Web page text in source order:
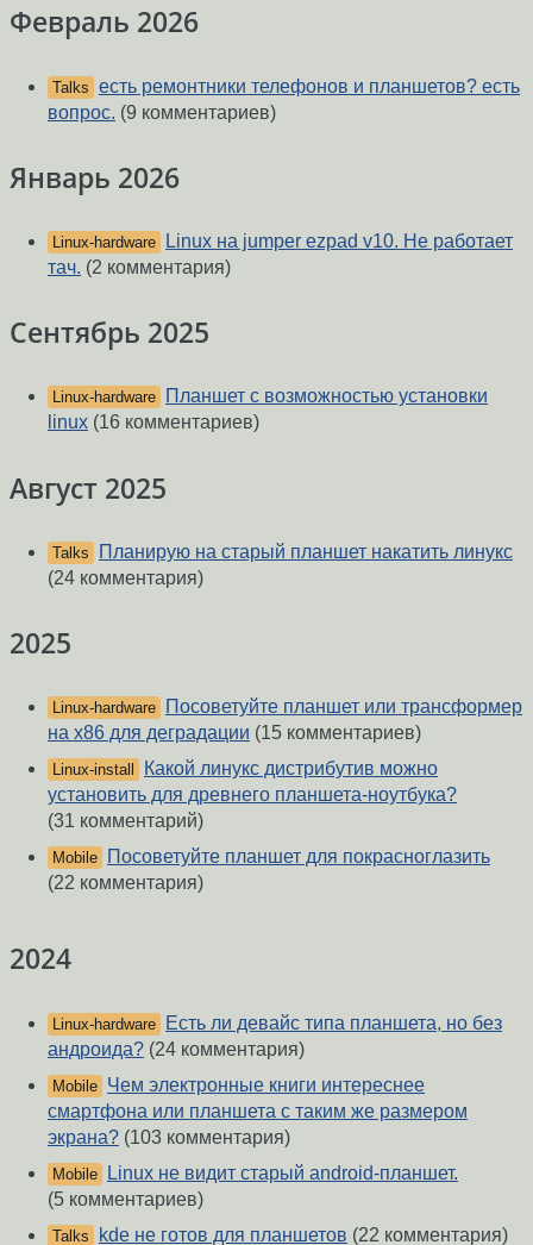
Февраль 2026
Talks есть ремонтники телефонов и планшетов? есть
вопрос. (9 комментариев)
Январь 2026
Linux-hardware
Linux на jumper ezpad v10. Не работает
тач. (2 комментария)
Сентябрь 2025
Linux-hardware
Планшет с возможностью установки
linux (16 комментариев)
Август 2025
Talks
Планирую на старый планшет накатить линукс
(24 комментария)
2025
Linux-hardware
Посоветуйте планшет или трансформер
на x86 для деградации (15 комментариев)
Linux-install
Какой линукс дистрибутив можно
установить для древнего планшета-ноутбука?
(31 комментарий)
Mobile
Посоветуйте планшет для покрасноглазить
(22 комментария)
2024
Linux-hardware
Есть ли девайс типа планшета, но без
андроида? (24 комментария)
Mobile Чем электронные книги интереснее
смартфона или планшета с таким же размером
экрана? (103 комментария)
Mobile
Linux не видит старый android-планшет.
(5 комментариев)
Talks kde не готов для планшетов (22 комментария)